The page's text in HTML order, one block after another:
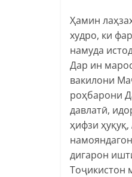
Ҳамин
худро, ки
намуда
Дар ин
вакилони
роҳбарони
давлатӣ,
ҳифзи
дигарон
Тоҷикистон